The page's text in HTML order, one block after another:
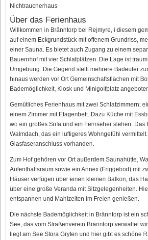
Nichtraucherhaus
Über das Ferienhaus
Willkommen in Bränntorp bei Rejmyre, i diesem
auf einem Eckgrundstück mit offenem Grundriss,
einer Sauna. Es bietet auch Zugang zu einem
Bauernhof mit vier Schlafplätzen. Die Lage ist
Umgebung. Die Gegend stellt mehrere Badeufer
hinaus werden vor Ort Gemeinschaftsflächen mit
Bademöglichkeit, Kiosk und Minigolfplatz
Gemütliches Ferienhaus mit zwei Schlafzimmern;
einem Zimmer mit Etagenbett. Dazu Küche mit
wo ein großes Sofa und ein Fernseher stehen. Das
Walmdach, das ein luftigeres Wohngefühl
Glasfaseranschluss vorhanden.
Zum Hof gehören vor Ort außerdem Saunahütte,
Aufenthaltsraum sowie ein Annex (Friggebod) mit
Häuser verfügen über einen kleinen Balkon, das
über eine große Veranda mit Sitzgelegenheiten.
entspannen und Mahlzeiten im Freien genießen.
Die nächste Bademöglichkeit in Bränntorp ist ein
See, das vom Straßenverein Bränntorp verwaltet
liegt am See Stora Gryten und hier gibt es schöne